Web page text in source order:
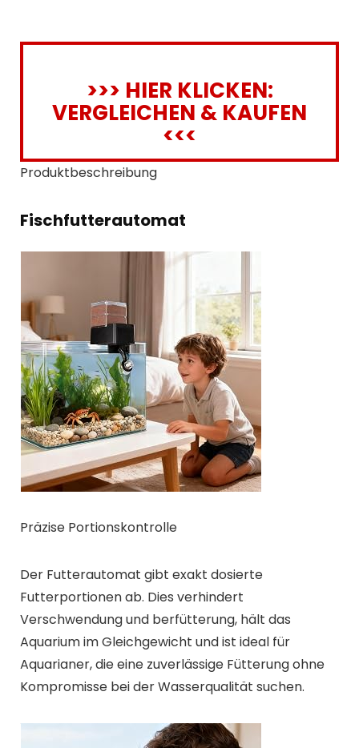
>>> HIER KLICKEN:
<<<
Produktbeschreibung
Fischfutterautomat
Präzise Portionskontrolle
Der Futterautomat gibt exakt dosierte
Verschwendung und berfütterung, hält das
Aquarium im Gleichgewicht und ist ideal für
Aquarianer, die eine zuverlässige Fütterung ohne
Kompromisse bei der Wasserqualität suchen.